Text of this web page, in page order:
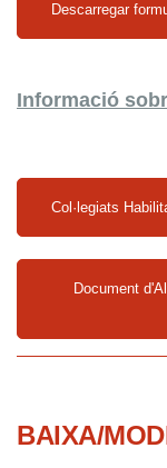
Descarregar
Informació
Col·legiats
Document
BAIXA/